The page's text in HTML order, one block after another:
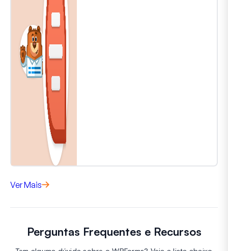
Ver Mais
Perguntas Frequentes e Recursos